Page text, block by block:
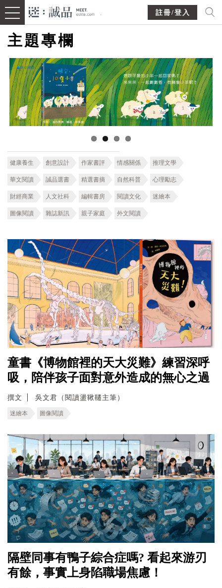
註冊/登入
主題專欄
健康養生 創意設計 作家書評 情感關係 推理文學
華文閱讀 誠品選書 精選書摘 自然科普 心理勵志
財經商業 人文社科 編輯書房 閱讀文化 迷繪本
圖像閱讀 雜誌新訊 親子家庭 外文閱讀
童書《博物館裡的天大災難》練習深呼
吸，陪伴孩子面對意外造成的無心之過
撰文 吳文君（閱讀盪鞦韆主筆）
迷繪本 圖像閱讀
隔壁同事有鴨子綜合症嗎? 看起來游刃
有餘，事實上身陷職場焦慮！